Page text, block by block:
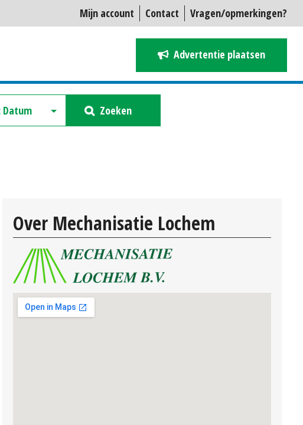
Mijn account Contact Vragen/opmerkingen?
Advertentie plaatsen
Zoeken
Over Mechanisatie Lochem